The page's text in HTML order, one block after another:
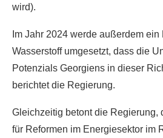
wird).
Im Jahr 2024 werde außerdem
Wasserstoff umgesetzt, dass die
Potenzials Georgiens in dieser
berichtet die Regierung.
Gleichzeitig betont die Regierung,
für Reformen im Energiesektor im